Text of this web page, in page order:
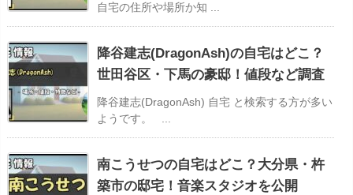
自宅の住所や場所か知 ...
降谷建志(DragonAsh)の自宅はどこ？
世田谷区・下馬の豪邸！値段など調査
降谷建志(DragonAsh) 自宅 と検索する方が多い
ようです。 ...
南こうせつの自宅はどこ？大分県・杵
築市の邸宅！音楽スタジオを公開